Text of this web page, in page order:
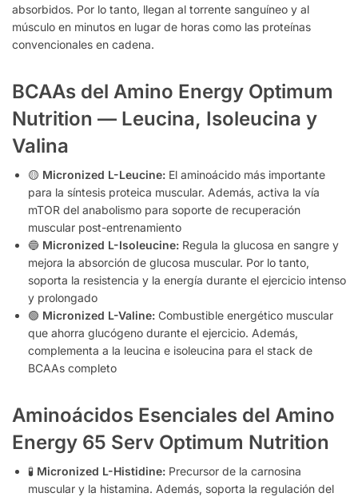
absorbidos. Por lo tanto, llegan al torrente sanguíneo y al
músculo en minutos en lugar de horas como las proteínas
convencionales en cadena.
BCAAs del Amino Energy Optimum
Nutrition — Leucina, Isoleucina y
Valina
🟡 Micronized L-Leucine: El aminoácido más importante
para la síntesis proteica muscular. Además, activa la vía
mTOR del anabolismo para soporte de recuperación
muscular post-entrenamiento
🔵 Micronized L-Isoleucine: Regula la glucosa en sangre y
mejora la absorción de glucosa muscular. Por lo tanto,
soporta la resistencia y la energía durante el ejercicio intenso
y prolongado
🟢 Micronized L-Valine: Combustible energético muscular
que ahorra glucógeno durante el ejercicio. Además,
complementa a la leucina e isoleucina para el stack de
BCAAs completo
Aminoácidos Esenciales del Amino
Energy 65 Serv Optimum Nutrition
🧪 Micronized L-Histidine: Precursor de la carnosina
muscular y la histamina. Además, soporta la regulación del